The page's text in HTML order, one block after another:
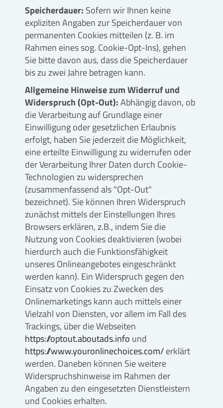
Speicherdauer: Sofern wir Ihnen keine
expliziten Angaben zur Speicherdauer von
permanenten Cookies mitteilen (z. B. im
Rahmen eines sog. Cookie-Opt-Ins), gehen
Sie bitte davon aus, dass die Speicherdauer
bis zu zwei Jahre betragen kann.
Allgemeine Hinweise zum Widerruf und
Widerspruch (Opt-Out):Abhängig davon, ob
die Verarbeitung auf Grundlage einer
Einwilligung oder gesetzlichen Erlaubnis
erfolgt, haben Sie jederzeit die Möglichkeit,
eine erteilte Einwilligung zu widerrufen oder
der Verarbeitung Ihrer Daten durch Cookie-
Technologien zu widersprechen
(zusammenfassend als "Opt-Out"
bezeichnet). Sie können Ihren Widerspruch
zunächst mittels der Einstellungen Ihres
Browsers erklären, z.B., indem Sie die
Nutzung von Cookies deaktivieren (wobei
hierdurch auch die Funktionsfähigkeit
unseres Onlineangebotes eingeschränkt
werden kann). Ein Widerspruch gegen den
Einsatz von Cookies zu Zwecken des
Onlinemarketings kann auch mittels einer
Vielzahl von Diensten, vor allem im Fall des
Trackings, über die Webseiten
https://optout.aboutads.info und
https://www.youronlinechoices.com/erklärt
werden. Daneben können Sie weitere
Widerspruchshinweise im Rahmen der
Angaben zu den eingesetzten Dienstleistern
und Cookies erhalten.